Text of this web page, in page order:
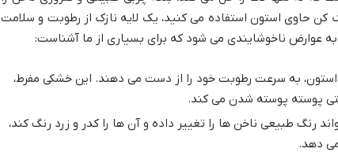
کن حاوی استون استفاده می کنید، یک لایه نازک از رطوبت و سلامت
به عوارض ناخوشایندی می شود که برای بسیاری از ما آشناست:
به سرعت رطوبت خود را از دست می دهند. این خشکی مفرط،
پوسته پوسته شدن می کند.
رنگ طبیعی ناخن ها را تغییر داده و آن ها را کدر و زرد رنگ کند،
دهد.